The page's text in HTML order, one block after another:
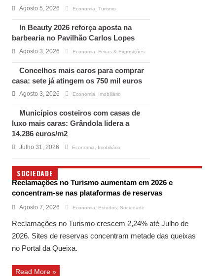
Agosto 5, 2026 Economia Turismo
In Beauty 2026 reforça aposta na
barbearia no Pavilhão Carlos Lopes
Agosto 3, 2026 Economia Feiras & Exposições
Concelhos mais caros para comprar
casa: sete já atingem os 750 mil euros
Agosto 3, 2026 Economia Imobiliário
Municípios costeiros com casas de
luxo mais caras: Grândola lidera a
14.286 euros/m2
Julho 31, 2026 Economia Imobiliário
SOCIEDADE
Reclamações no Turismo aumentam em 2026 e
concentram-se nas plataformas de reservas
Agosto 7, 2026 Economia Estudos Sociedade
Reclamações no Turismo crescem 2,24% até Julho de
2026. Sites de reservas concentram metade das queixas
no Portal da Queixa.
Read More »